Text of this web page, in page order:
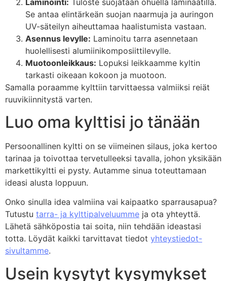
Se antaa elintärkeän suojan naarmuja ja auringon
UV-säteilyn aiheuttamaa haalistumista vastaan.
Asennus levylle: Laminoitu tarra asennetaan
huolellisesti alumiinikomposiittilevylle.
Muotoonleikkaus: Lopuksi leikkaamme kyltin
tarkasti oikeaan kokoon ja muotoon.
Samalla poraamme kylttiin tarvittaessa valmiiksi reiät
ruuvikiinnitystä varten.
Luo oma kylttisi jo tänään
Persoonallinen kyltti on se viimeinen silaus, joka kertoo
tarinaa ja toivottaa tervetulleeksi tavalla, johon yksikään
markettikyltti ei pysty. Autamme sinua toteuttamaan
ideasi alusta loppuun.
Onko sinulla idea valmiina vai kaipaatko sparrausapua?
Tutustu tarra- ja kylttipalveluumme ja ota yhteyttä.
Lähetä sähköpostia tai soita, niin tehdään ideastasi
totta. Löydät kaikki tarvittavat tiedot yhteystiedot-
sivultamme.
Usein kysytyt kysymykset